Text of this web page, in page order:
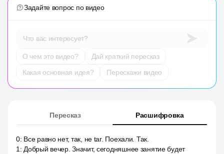
Задайте вопрос по видео
Что вас интересует?
О чем это видео?
Дай краткий пересказ
Какая основная идея?
Перескажи видео
Пересказ Расшифровка
0: Все равно нет, так, не tar. Поехали. Так.
1 : Добрый вечер. Значит, сегодняшнее занятие будет